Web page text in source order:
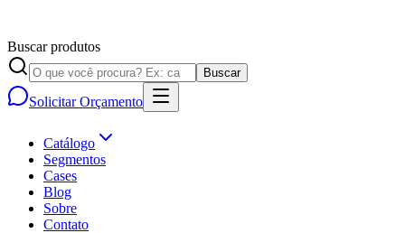
Buscar produtos
Buscar
Solicitar Orçamento
Catálogo
Segmentos
Cases
Blog
Sobre
Contato